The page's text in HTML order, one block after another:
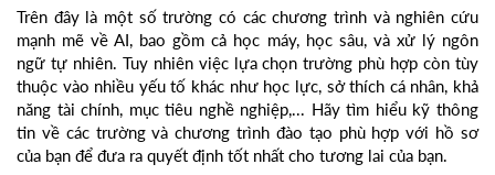
Trên đây là một số trường có các chương trình và nghiên cứu
mạnh mẽ về AI, bao gồm cả học máy, học sâu, và xử lý ngôn
ngữ tự nhiên. Tuy nhiên việc lựa chọn trường phù hợp còn tùy
thuộc vào nhiều yếu tố khác như học lực, sở thích cá nhân, khả
năng tài chính, mục tiêu nghề nghiệp,... Hãy tìm hiểu kỹ thông
tin về các trường và chương trình đào tạo phù hợp với hồ sơ
của bạn để đưa ra quyết định tốt nhất cho tương lai của bạn.